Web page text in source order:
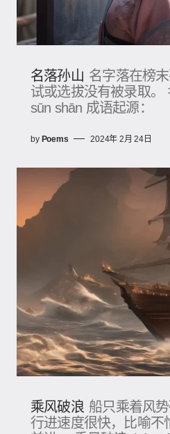
名落孙山 名字落在榜
试或选拔没有被录取。
sūn shān 成语起源：
by Poems 2024年 2月 24日
乘风破浪 船只乘着风
行进速度很快，比喻不